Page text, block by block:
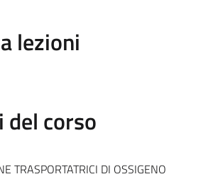
lezioni
del corso
TRASPORTATRICI DI OSSIGENO